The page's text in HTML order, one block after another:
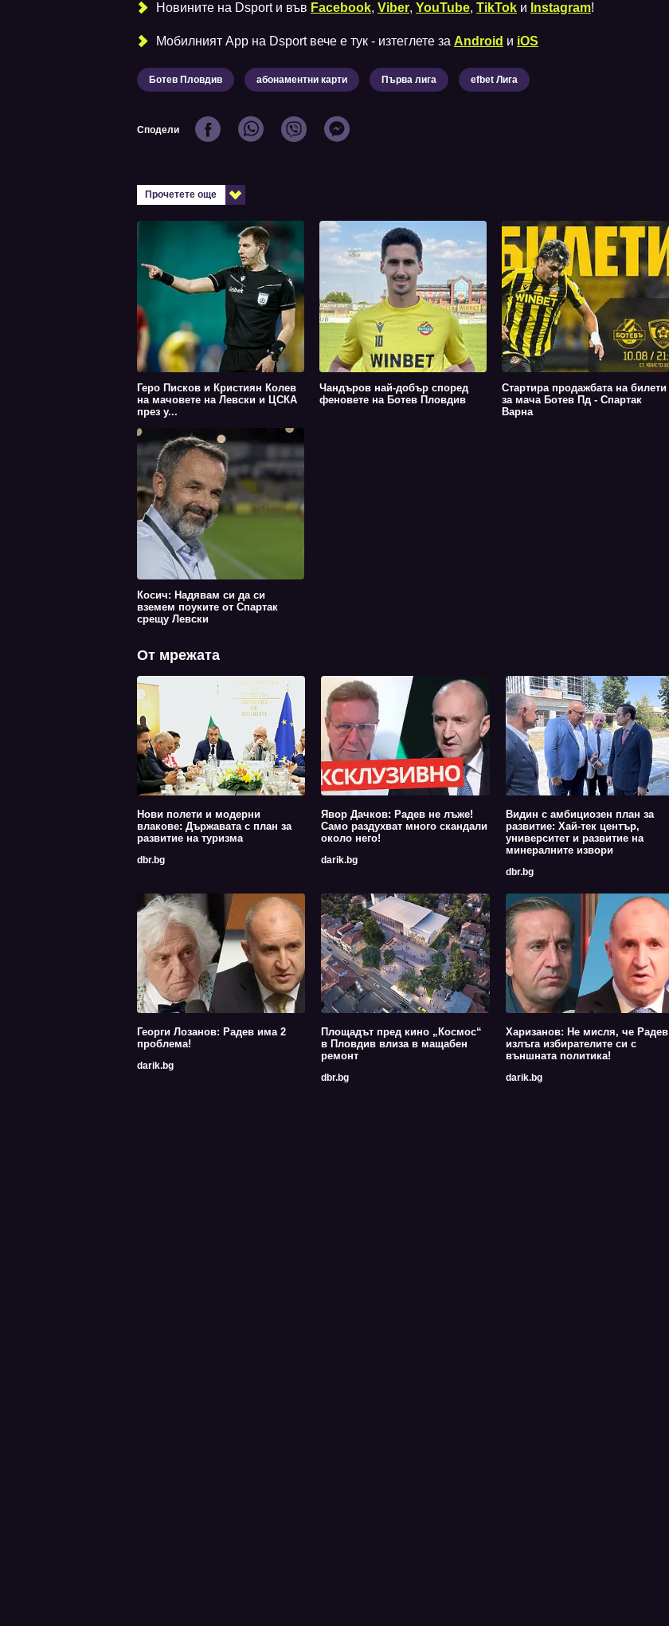
Новините на Dsport и във Facebook, Viber, YouTube, TikTok и Instagram!
Мобилният Аpp на Dsport вече е тук - изтеглете за Android и iOS
Ботев Пловдив абонаментни карти Първа лига efbet Лига
Сподели
Прочетете още
Геро Писков и Кристиян Колев
на мачовете на Левски и ЦСКА
през у...
Чандъров най-добър според
феновете на Ботев Пловдив
Стартира продажбата на билети
за мача Ботев Пд - Спартак
Варна
Косич: Надявам си да си
вземем поуките от Спартак
срещу Левски
От мрежата
Нови полети и модерни
влакове: Държавата с план за
развитие на туризма
dbr.bg
Явор Дачков: Радев не лъже!
Само раздухват много скандали
около него!
darik.bg
Видин с амбициозен план за
развитие: Хай-тек център,
университет и развитие на
минералните извори
dbr.bg
Георги Лозанов: Радев има 2
проблема!
darik.bg
Площадът пред кино „Космос“
в Пловдив влиза в мащабен
ремонт
dbr.bg
Харизанов: Не мисля, че Радев
излъга избирателите си с
външната политика!
darik.bg